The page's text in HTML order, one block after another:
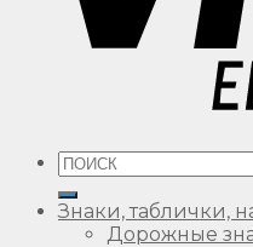
Искать:
Знаки, таблички,
Дорожные